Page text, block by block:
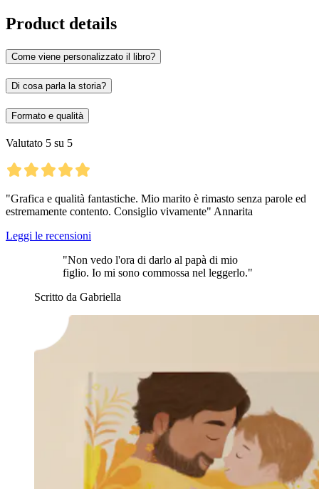
Product details
Come viene personalizzato il libro?
Di cosa parla la storia?
Formato e qualità
Valutato 5 su 5
"Grafica e qualità fantastiche. Mio marito è rimasto senza parole ed
estremamente contento. Consiglio vivamente" Annarita
Leggi le recensioni
"Non vedo l'ora di darlo al papà di mio
figlio. Io mi sono commossa nel leggerlo."
Scritto da Gabriella